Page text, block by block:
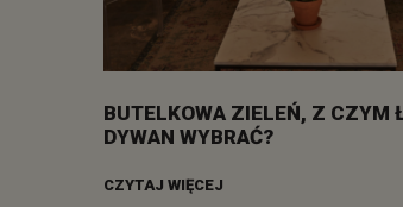
BUTELKOWA ZIELEŃ, Z CZYM
DYWAN WYBRAĆ?
CZYTAJ WIĘCEJ